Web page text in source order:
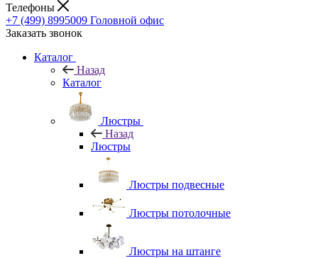
Телефоны
+7 (499) 8995009 Головной офис
Заказать звонок
Каталог
Назад
Каталог
Люстры
Назад
Люстры
Люстры подвесные
Люстры потолочные
Люстры на штанге